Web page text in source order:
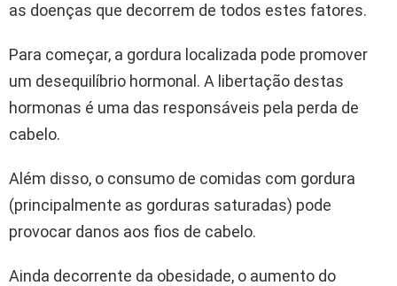
as doenças que decorrem de todos estes fatores.
Para começar, a gordura localizada pode promover
um desequilíbrio hormonal. A libertação destas
hormonas é uma das responsáveis pela perda de
cabelo.
Além disso, o consumo de comidas com gordura
(principalmente as gorduras saturadas) pode
provocar danos aos fios de cabelo.
Ainda decorrente da obesidade, o aumento do